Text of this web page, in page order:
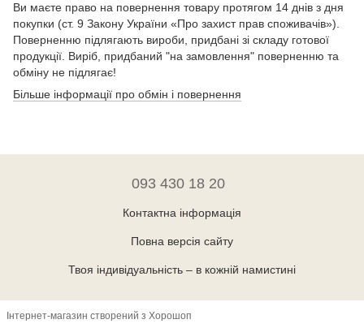
Ви маєте право на повернення товару протягом 14 днів з дня
покупки (ст. 9 Закону України «Про захист прав споживачів»).
Поверненню підлягають вироби, придбані зі складу готової
продукції. Виріб, придбаний "на замовлення" поверненню та
обміну не підлягає!
Більше інформації про обмін і повернення
093 430 18 20
Контактна інформація
Повна версія сайту
Твоя індивідуальність – в кожній намистині
Інтернет-магазин створений з Хорошоп